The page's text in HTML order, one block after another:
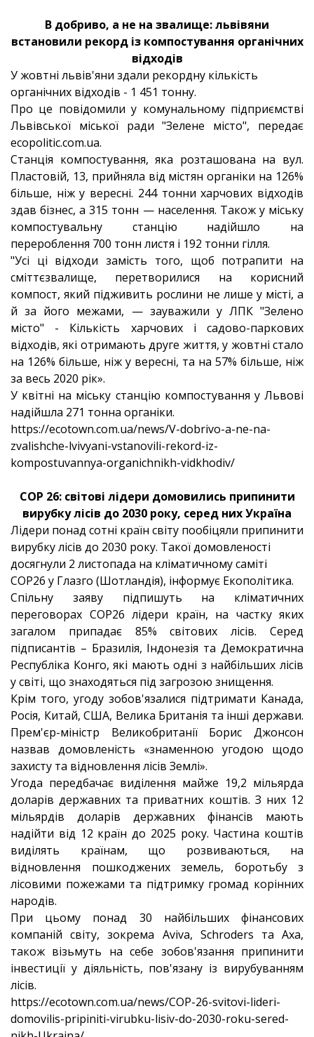
В добриво, а не на звалище: львівяни
встановили рекорд із компостування органічних
відходів
У жовтні львів'яни здали рекордну кількість
органічних відходів - 1 451 тонну.
Про це повідомили у комунальному підприємстві
Львівської міської ради "Зелене місто", передає
ecopolitic.com.ua.
Станція компостування, яка розташована на вул.
Пластовій, 13, прийняла від містян органіки на 126%
більше, ніж у вересні. 244 тонни харчових відходів
здав бізнес, а 315 тонн — населення. Також у міську
компостувальну станцію надійшло на
перероблення 700 тонн листя і 192 тонни гілля.
"Усі ці відходи замість того, щоб потрапити на
сміттєзвалище, перетворилися на корисний
компост, який підживить рослини не лише у місті, а
й за його межами, — зауважили у ЛПК "Зелено
місто" - Кількість харчових і садово-паркових
відходів, які отримають друге життя, у жовтні стало
на 126% більше, ніж у вересні, та на 57% більше, ніж
за весь 2020 рік».
У квітні на міську станцію компостування у Львові
надійшла 271 тонна органіки.
https://ecotown.com.ua/news/V-dobrivo-a-ne-na-
zvalishche-lvivyani-vstanovili-rekord-iz-
kompostuvannya-organichnikh-vidkhodiv/
COP 26: світові лідери домовились припинити
вирубку лісів до 2030 року, серед них Україна
Лідери понад сотні країн світу пообіцяли припинити
вирубку лісів до 2030 року. Такої домовленості
досягнули 2 листопада на кліматичному саміті
COP26 у Глазго (Шотландія), інформує Екополітика.
Спільну заяву підпишуть на кліматичних
переговорах COP26 лідери країн, на частку яких
загалом припадає 85% світових лісів. Серед
підписантів – Бразилія, Індонезія та Демократична
Республіка Конго, які мають одні з найбільших лісів
у світі, що знаходяться під загрозою знищення.
Крім того, угоду зобов'язалися підтримати Канада,
Росія, Китай, США, Велика Британія та інші держави.
Прем'єр-міністр Великобританії Борис Джонсон
назвав домовленість «знаменною угодою щодо
захисту та відновлення лісів Землі».
Угода передбачає виділення майже 19,2 мільярда
доларів державних та приватних коштів. З них 12
мільярдів доларів державних фінансів мають
надійти від 12 країн до 2025 року. Частина коштів
виділять країнам, що розвиваються, на
відновлення пошкоджених земель, боротьбу з
лісовими пожежами та підтримку громад корінних
народів.
При цьому понад 30 найбільших фінансових
компаній світу, зокрема Aviva, Schroders та Axa,
також візьмуть на себе зобов'язання припинити
інвестиції у діяльність, пов'язану із вирубуванням
лісів.
https://ecotown.com.ua/news/COP-26-svitovi-lideri-
domovilis-pripiniti-virubku-lisiv-do-2030-roku-sered-